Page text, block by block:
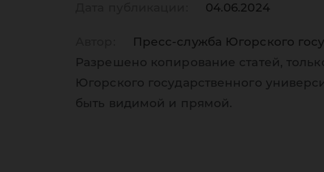
04.06.2024
Пресс-служба Югорского
Разрешено копирование статей,
Югорского государственного
быть видимой и прямой.